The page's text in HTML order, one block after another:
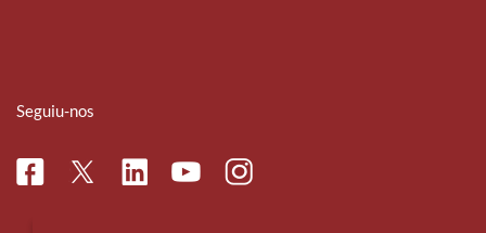
Seguiu-nos
FacebookTwitterLinkedinYoutubeInstagram